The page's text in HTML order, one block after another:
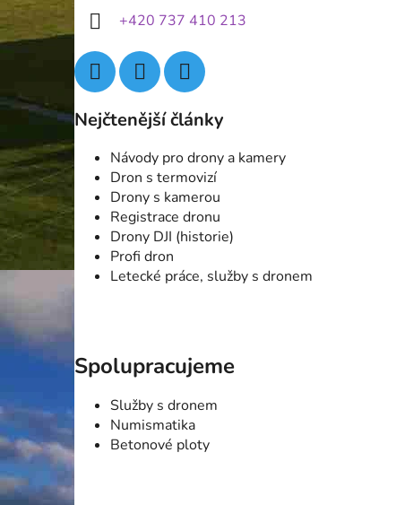
+420 737 410 213
Nejčtenější články
Návody pro drony a kamery
Dron s termovizí
Drony s kamerou
Registrace dronu
Drony DJI (historie)
Profi dron
Letecké práce, služby s dronem
Spolupracujeme
Služby s dronem
Numismatika
Betonové ploty